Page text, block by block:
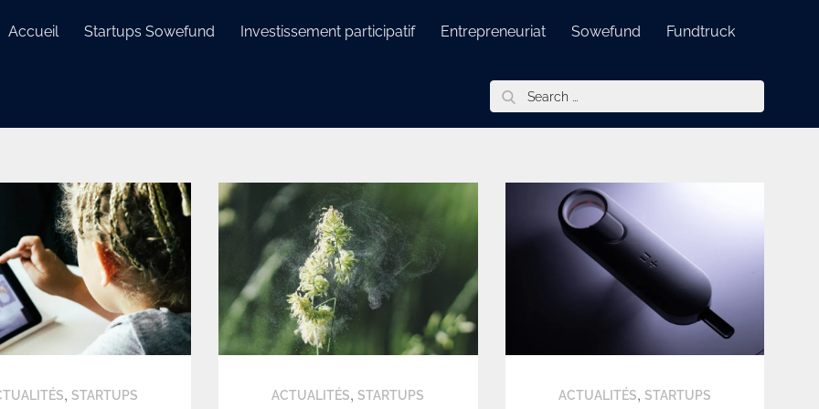
Accueil Startups Sowefund Investissement participatif Entrepreneuriat Sowefund Fundtruck
Search
for:
, STARTUPS
ACTUALITÉS,STARTUPS
ACTUALITÉS, STARTUPS